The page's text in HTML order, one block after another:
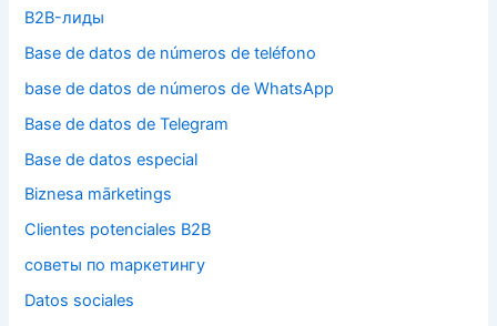
B2B-лиды
Base de datos de números de teléfono
base de datos de números de WhatsApp
Base de datos de Telegram
Base de datos especial
Biznesa mārketings
Clientes potenciales B2B
cоветы по mаркетингу
Datos sociales